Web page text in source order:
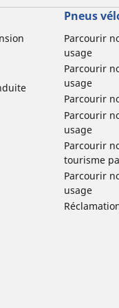
Pneus
Parcourir
usage
Parcourir
usage
Parcourir
Parcourir
usage
Parcourir
tourisme
Parcourir
usage